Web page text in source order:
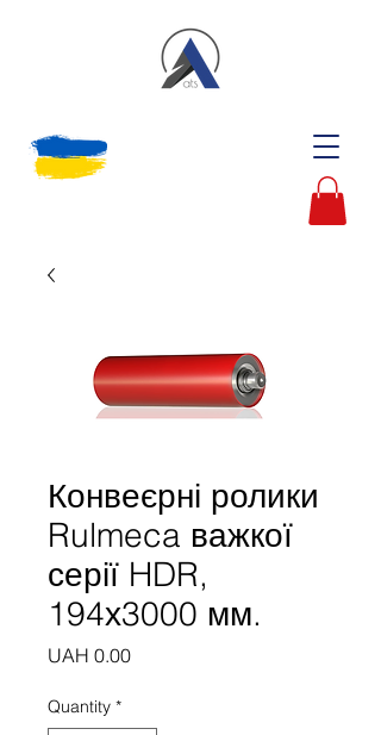
Конвеєрні ролики
Rulmeca важкої
серії HDR,
194х3000 мм.
UAH 0.00Price
Quantity *